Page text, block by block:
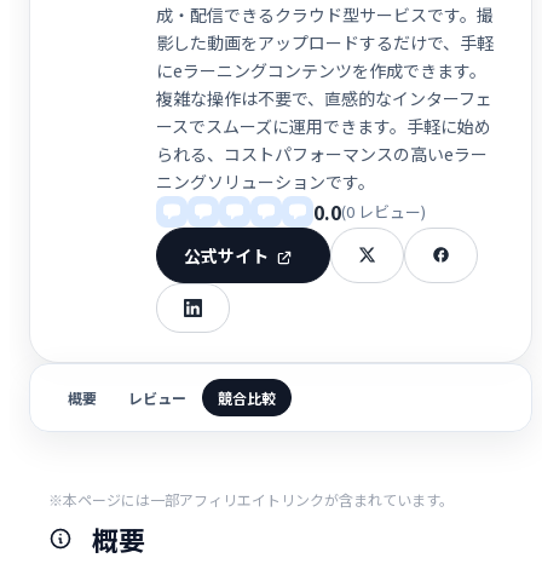
成・配信できるクラウド型サービスです。撮
影した動画をアップロードするだけで、手軽
にeラーニングコンテンツを作成できます。
複雑な操作は不要で、直感的なインターフェ
ースでスムーズに運用できます。手軽に始め
られる、コストパフォーマンスの高いeラー
ニングソリューションです。
0.0(0 レビュー)
公式サイト
概要 レビュー 競合比較
※本ページには一部アフィリエイトリンクが含まれています。
概要